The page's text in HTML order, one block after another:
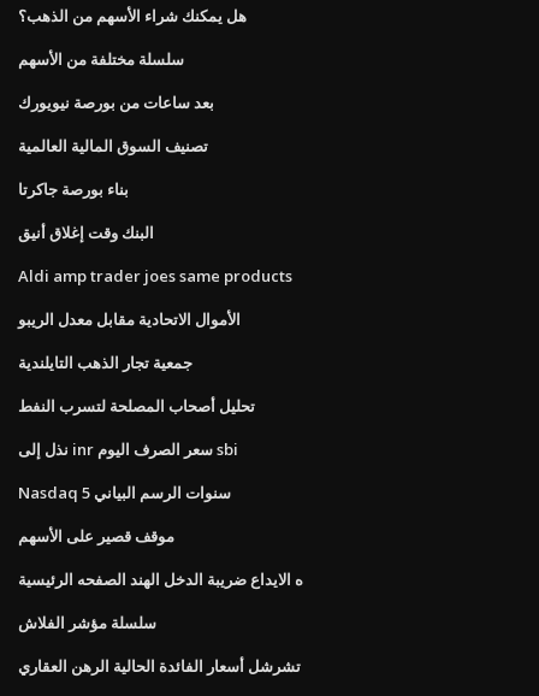
هل يمكنك شراء الأسهم من الذهب؟
سلسلة مختلفة من الأسهم
بعد ساعات من بورصة نيويورك
تصنيف السوق المالية العالمية
بناء بورصة جاكرتا
البنك وقت إغلاق أنيق
Aldi amp trader joes same products
الأموال الاتحادية مقابل معدل الريبو
جمعية تجار الذهب التايلندية
تحليل أصحاب المصلحة لتسرب النفط
نذل إلى inr سعر الصرف اليوم sbi
Nasdaq 5 سنوات الرسم البياني
موقف قصير على الأسهم
ه الايداع ضريبة الدخل الهند الصفحه الرئيسية
سلسلة مؤشر الفلاش
تشرشل أسعار الفائدة الحالية الرهن العقاري